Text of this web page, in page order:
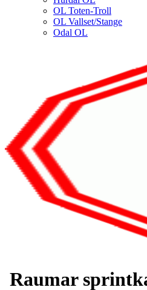
OL Toten-Troll
OL Vallset/Stange
Odal OL
Raumar